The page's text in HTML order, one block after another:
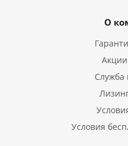
О
Служба
Условия